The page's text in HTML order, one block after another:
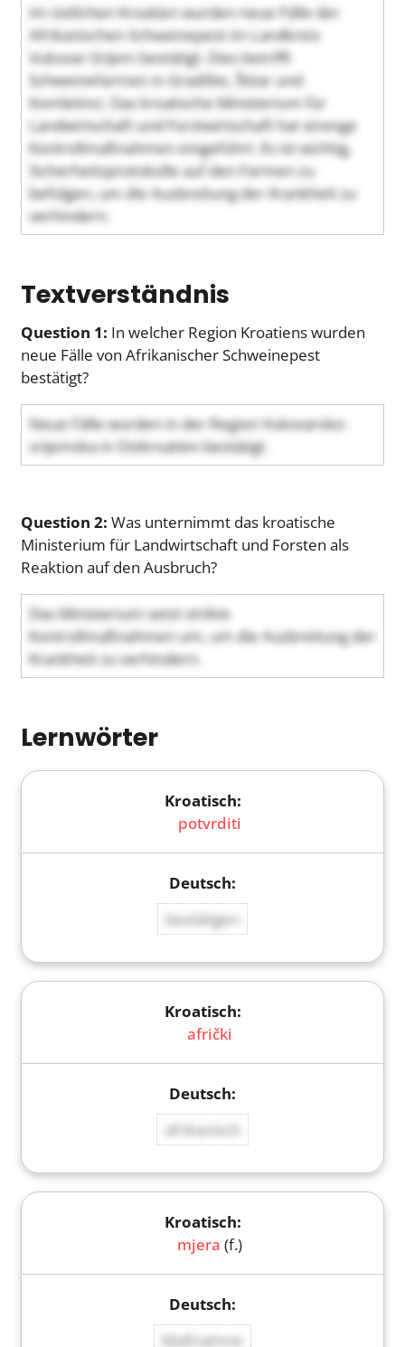
Im östlichen Kroatien wurden neue Fälle der
Afrikanischen Schweinepest im Landkreis
Vukovar-Srijem bestätigt. Dies betrifft
Schweinefarmen in Gradište, Štitar und
Komletinci. Das kroatische Ministerium für
Landwirtschaft und Forstwirtschaft hat strenge
Kontrollmaßnahmen eingeführt. Es ist wichtig,
Sicherheitsprotokolle auf den Farmen zu
befolgen, um die Ausbreitung der Krankheit zu
verhindern.
Textverständnis
Question 1: In welcher Region Kroatiens wurden
neue Fälle von Afrikanischer Schweinepest
bestätigt?
Neue Fälle wurden in der Region Vukovarsko-
srijemska in Ostkroatien bestätigt.
Question 2: Was unternimmt das kroatische
Ministerium für Landwirtschaft und Forsten als
Reaktion auf den Ausbruch?
Das Ministerium setzt strikte
Kontrollmaßnahmen um, um die Ausbreitung der
Krankheit zu verhindern.
Lernwörter
potvrditi
bestätigen
afrički
afrikanisch
mjera (f.)
Maßnahme